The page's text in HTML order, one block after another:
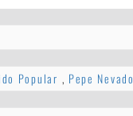
Popular , Pepe Nevado